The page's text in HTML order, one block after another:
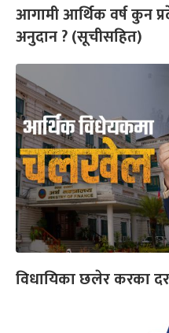
आगामी आर्थिक वर्ष कुन
अनुदान ? (सूचीसहित)
विधायिका छलेर करका